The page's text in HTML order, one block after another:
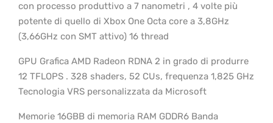
con processo produttivo a 7 nanometri , 4 volte più
potente di quello di Xbox One Octa core a 3,8GHz
(3,66GHz con SMT attivo) 16 thread
GPU Grafica AMD Radeon RDNA 2 in grado di produrre
12 TFLOPS . 328 shaders, 52 CUs, frequenza 1,825 GHz
Tecnologia VRS personalizzata da Microsoft
Memorie 16GBB di memoria RAM GDDR6 Banda